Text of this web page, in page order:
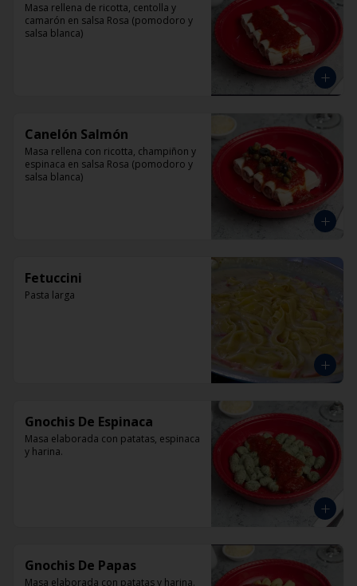
Masa rellena de ricotta, centolla y
camarón en salsa Rosa (pomodoro y
salsa blanca)
Canelón Salmón
Masa rellena con ricotta, champiñon y
espinaca en salsa Rosa (pomodoro y
salsa blanca)
Fetuccini
Pasta larga
Gnochis De Espinaca
Masa elaborada con patatas, espinaca
y harina.
Gnochis De Papas
Masa elaborada con patatas y harina.